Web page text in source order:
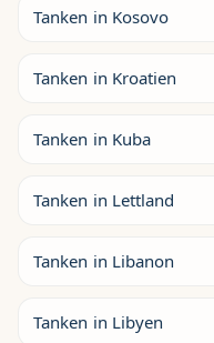
Tanken in Kosovo
Tanken in Kroatien
Tanken in Kuba
Tanken in Lettland
Tanken in Libanon
Tanken in Libyen